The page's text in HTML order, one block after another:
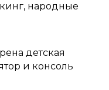
народные
детская
и консоль